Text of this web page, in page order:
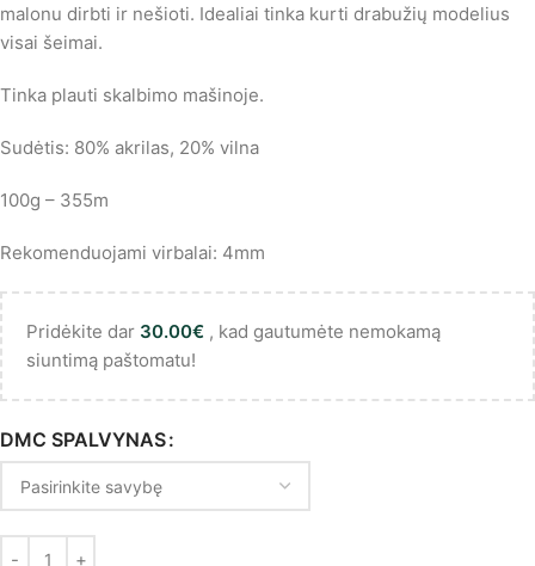
malonu dirbti ir nešioti. Idealiai tinka kurti drabužių modelius
visai šeimai.
Tinka plauti skalbimo mašinoje.
Sudėtis: 80% akrilas, 20% vilna
100g – 355m
Rekomenduojami virbalai: 4mm
Pridėkite dar 30.00€ , kad gautumėte nemokamą
siuntimą paštomatu!
DMC SPALVYNAS